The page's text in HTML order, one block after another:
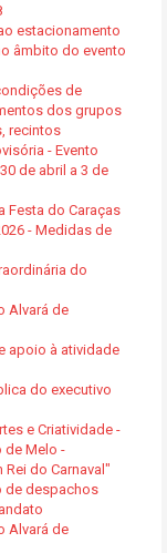
estacionamento
âmbito do evento
de
dos grupos
recintos
- Evento
de abril a 3 de
Festa do Caraças
- Medidas de
do
Alvará de
apoio à atividade
do executivo
e Criatividade -
de Melo -
do Carnaval"
de despachos
Alvará de